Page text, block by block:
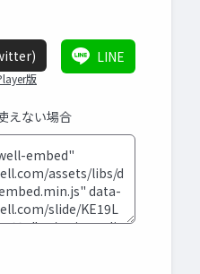
版
LINE
えない場合